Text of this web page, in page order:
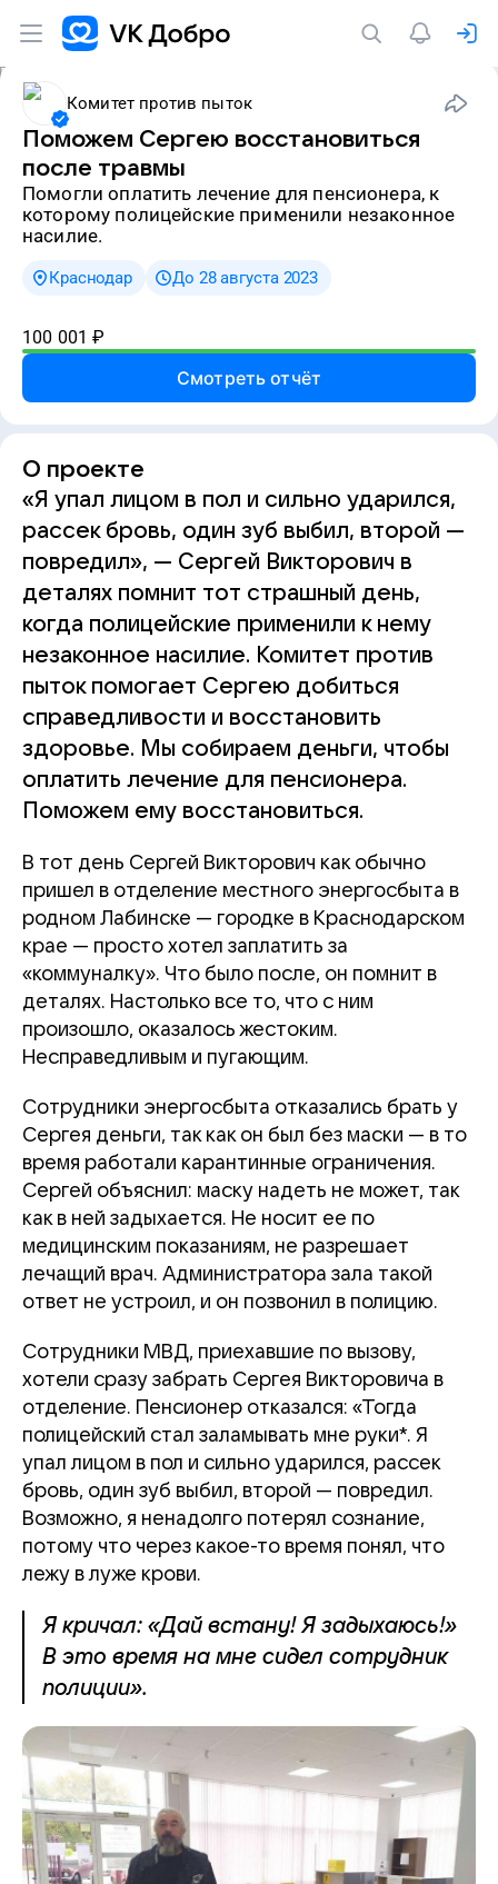
Комитет против пыток
Поможем Сергею восстановиться
после травмы
Помогли оплатить лечение для пенсионера, к
которому полицейские применили незаконное
насилие.
Краснодар До 28 августа 2023
100 001 ₽
Смотреть отчёт
О проекте
«Я упал лицом в пол и сильно ударился,
рассек бровь, один зуб выбил, второй —
повредил», — Сергей Викторович в
деталях помнит тот страшный день,
когда полицейские применили к нему
незаконное насилие. Комитет против
пыток помогает Сергею добиться
справедливости и восстановить
здоровье. Мы собираем деньги, чтобы
оплатить лечение для пенсионера.
Поможем ему восстановиться.
В тот день Сергей Викторович как обычно
пришел в отделение местного энергосбыта в
родном Лабинске — городке в Краснодарском
крае — просто хотел заплатить за
«коммуналку». Что было после, он помнит в
деталях. Настолько все то, что с ним
произошло, оказалось жестоким.
Несправедливым и пугающим.
Сотрудники энергосбыта отказались брать у
Сергея деньги, так как он был без маски — в то
время работали карантинные ограничения.
Сергей объяснил: маску надеть не может, так
как в ней задыхается. Не носит ее по
медицинским показаниям, не разрешает
лечащий врач. Администратора зала такой
ответ не устроил, и он позвонил в полицию.
Сотрудники МВД, приехавшие по вызову,
хотели сразу забрать Сергея Викторовича в
отделение. Пенсионер отказался: «Тогда
полицейский стал заламывать мне руки*. Я
упал лицом в пол и сильно ударился, рассек
бровь, один зуб выбил, второй — повредил.
Возможно, я ненадолго потерял сознание,
потому что через какое-то время понял, что
лежу в луже крови.
Я кричал: «Дай встану! Я задыхаюсь!»
В это время на мне сидел сотрудник
полиции».